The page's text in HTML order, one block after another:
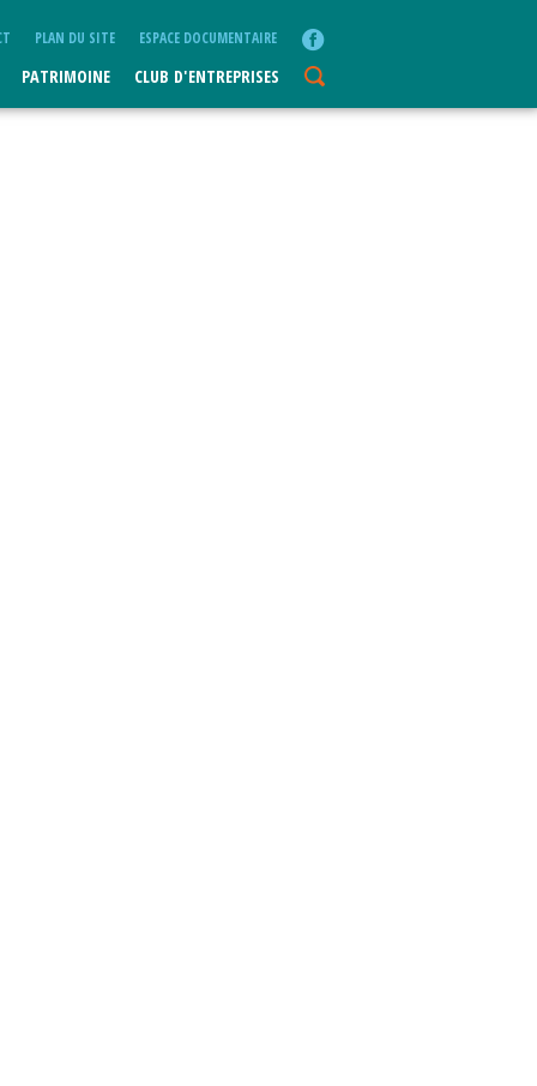
PATRIMOINE CLUB D'ENTREPRISES
PLAN DU SITE ESPACE DOCUMENTAIRE